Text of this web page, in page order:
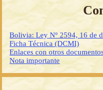
Bolivia: Ley Nº 2594, 16 de
Ficha Técnica (DCMI)
Enlaces con otros
Nota importante